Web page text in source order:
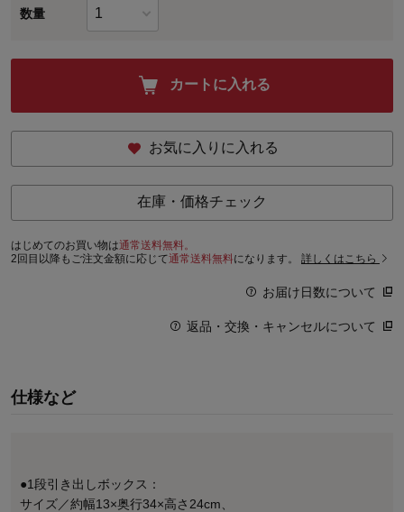
数量
カートに入れる
お気に入りに入れる
在庫・価格チェック
はじめてのお買い物は通常送料無料。
2回目以降もご注文金額に応じて通常送料無料になります。 詳しくはこちら
お届け日数について
返品・交換・キャンセルについて
仕様など
●1段引き出しボックス：
サイズ／約幅13×奥行34×高さ24cm、